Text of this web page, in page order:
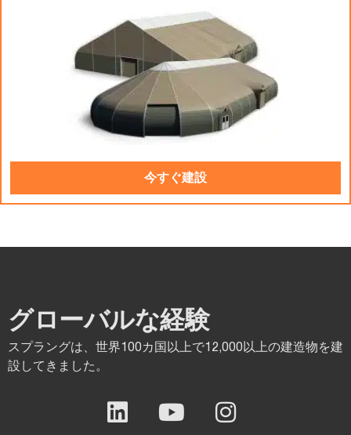
今すぐ建設
グローバルな経験
スプラングは、世界100カ国以上で12,000以上の建造物を建
設してきました。